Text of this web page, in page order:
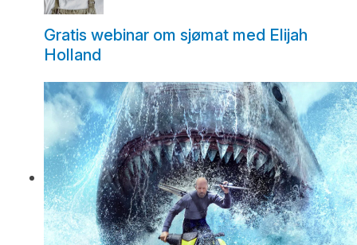
Gratis webinar om sjømat med Elijah
Holland